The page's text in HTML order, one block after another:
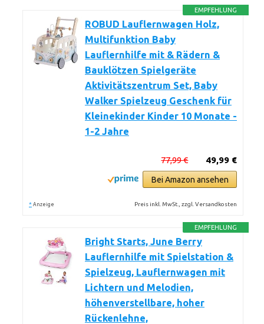
EMPFEHLUNG
ROBUD Lauflernwagen Holz,
Multifunktion Baby
Lauflernhilfe mit & Rädern &
Bauklötzen Spielgeräte
Aktivitätszentrum Set, Baby
Walker Spielzeug Geschenk für
Kleinekinder Kinder 10 Monate -
1-2 Jahre
49,99 €
77,99 €
Bei Amazon ansehen
* Anzeige Preis inkl. MwSt., zzgl. Versandkosten
EMPFEHLUNG
Bright Starts, June Berry
Lauflernhilfe mit Spielstation &
Spielzeug, Lauflernwagen mit
Lichtern und Melodien,
höhenverstellbare, hoher
Rückenlehne,